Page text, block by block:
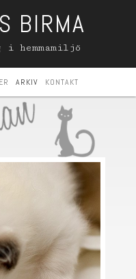
BIRMA
hemmamiljö
ARKIV KONTAKT